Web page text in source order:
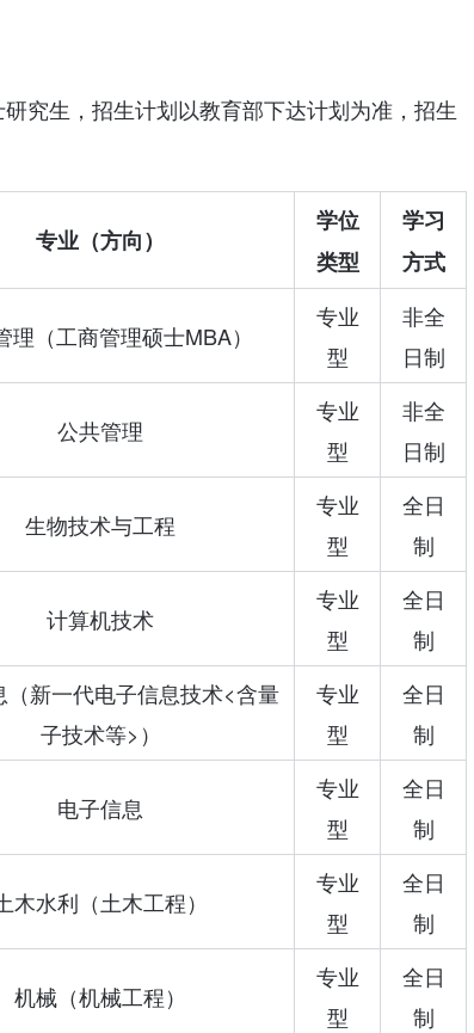
究生，招生计划以教育部下达计划为准，招生
专业（方向）
学位
类型
学习
方式
理（工商管理硕士MBA）
专业
型
非全
日制
公共管理
专业
型
非全
日制
生物技术与工程
专业
型
全日
制
计算机技术
专业
型
全日
制
（新一代电子信息技术<含量
子技术等>）
专业
型
全日
制
电子信息
专业
型
全日
制
木水利（土木工程）
专业
型
全日
制
机械（机械工程）
专业
型
全日
制